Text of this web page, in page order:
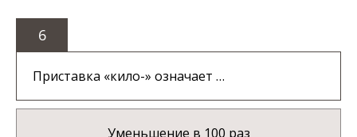
6
Приставка «кило-» означает …
Уменьшение в 100 раз